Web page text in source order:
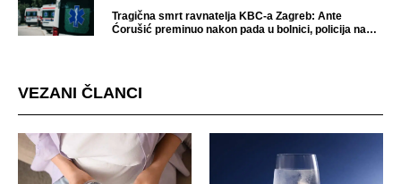
Tragična smrt ravnatelja KBC-a Zagreb: Ante
Ćorušić preminuo nakon pada u bolnici, policija na
VEZANI ČLANCI